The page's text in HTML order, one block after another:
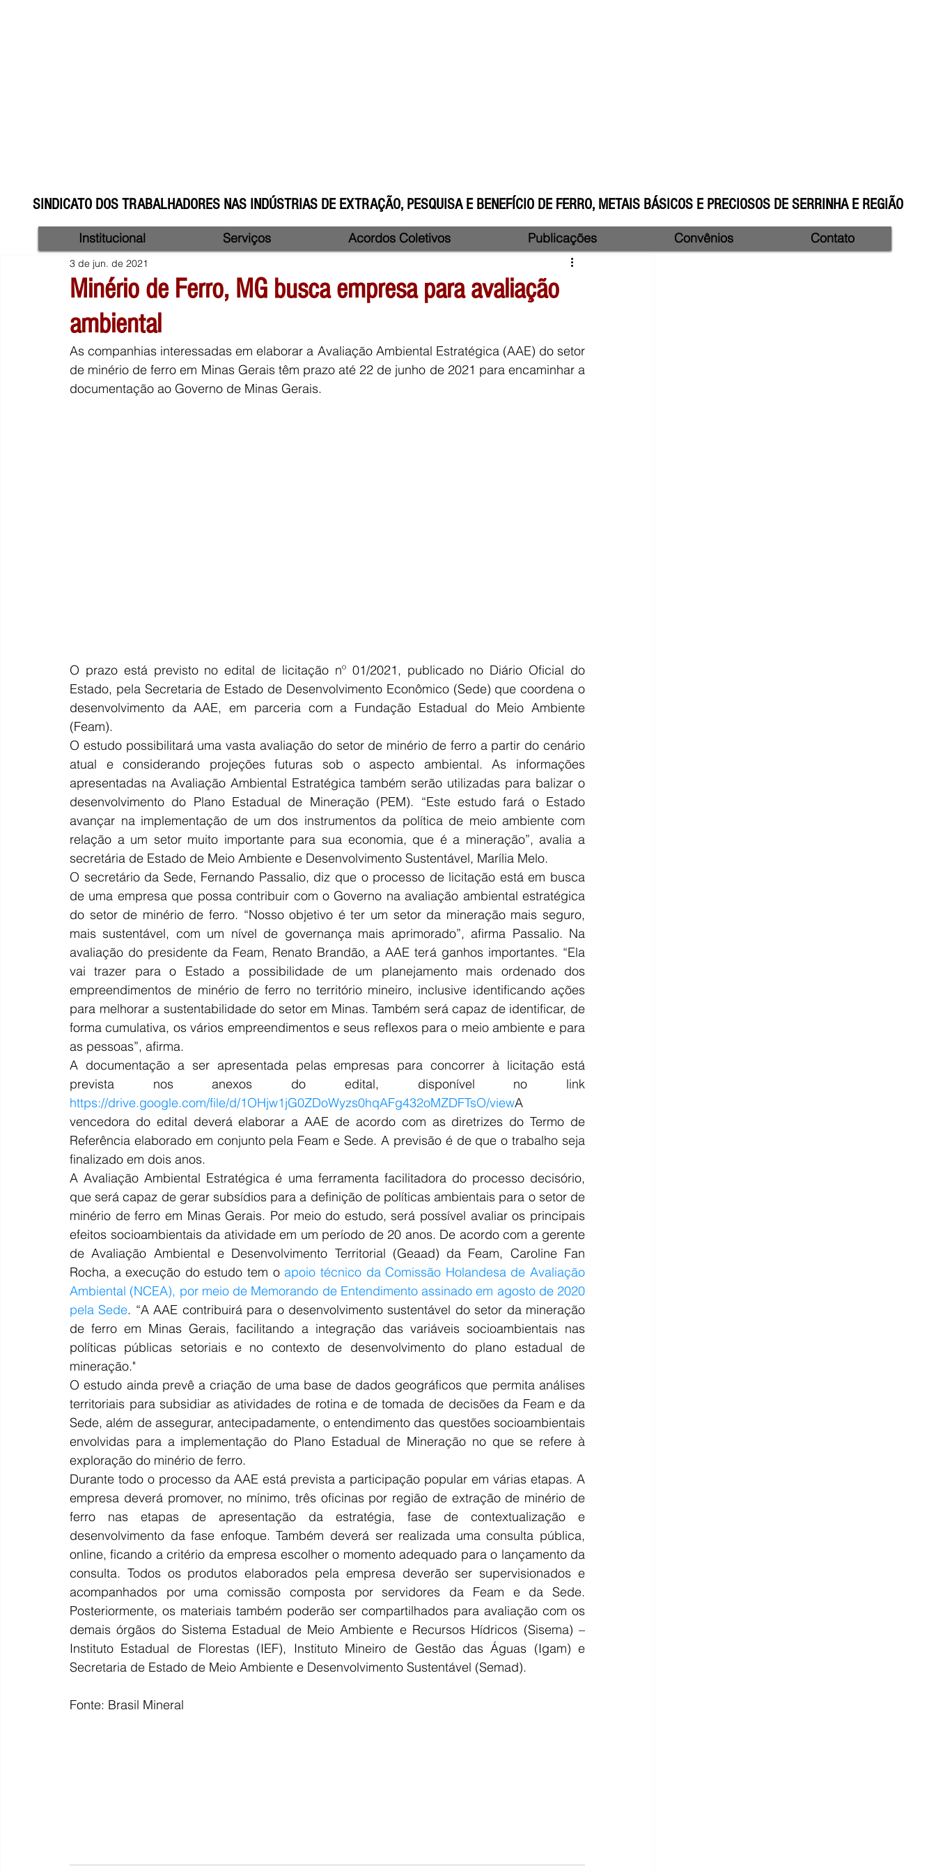
SINDICATO DOS TRABALHADORES NAS INDÚSTRIAS DE EXTRAÇÃO, PESQUISA E BENEFÍCIO DE FERRO, METAIS BÁSICOS E PRECIOSOS DE SERRINHA E REGIÃO
Minério de Ferro, MG busca empresa para avaliação
ambiental
3 de jun. de 2021
As companhias interessadas em elaborar a Avaliação Ambiental Estratégica (AAE) do setor
de minério de ferro em Minas Gerais têm prazo até 22 de junho de 2021 para encaminhar a
documentação ao Governo de Minas Gerais.
O prazo está previsto no edital de licitação nº 01/2021, publicado no Diário Oficial do
Estado, pela Secretaria de Estado de Desenvolvimento Econômico (Sede) que coordena o
desenvolvimento da AAE, em parceria com a Fundação Estadual do Meio Ambiente
(Feam).
O estudo possibilitará uma vasta avaliação do setor de minério de ferro a partir do cenário
atual e considerando projeções futuras sob o aspecto ambiental. As informações
apresentadas na Avaliação Ambiental Estratégica também serão utilizadas para balizar o
desenvolvimento do Plano Estadual de Mineração (PEM). “Este estudo fará o Estado
avançar na implementação de um dos instrumentos da política de meio ambiente com
relação a um setor muito importante para sua economia, que é a mineração”, avalia a
secretária de Estado de Meio Ambiente e Desenvolvimento Sustentável, Marília Melo.
O secretário da Sede, Fernando Passalio, diz que o processo de licitação está em busca
de uma empresa que possa contribuir com o Governo na avaliação ambiental estratégica
do setor de minério de ferro. “Nosso objetivo é ter um setor da mineração mais seguro,
mais sustentável, com um nível de governança mais aprimorado”, afirma Passalio. Na
avaliação do presidente da Feam, Renato Brandão, a AAE terá ganhos importantes. “Ela
vai trazer para o Estado a possibilidade de um planejamento mais ordenado dos
empreendimentos de minério de ferro no território mineiro, inclusive identificando ações
para melhorar a sustentabilidade do setor em Minas. Também será capaz de identificar, de
forma cumulativa, os vários empreendimentos e seus reflexos para o meio ambiente e para
as pessoas”, afirma.
A documentação a ser apresentada pelas empresas para concorrer à licitação está
https://drive.google.com/file/d/1OHjw1jG0ZDoWyzs0hqAFg432oMZDFTsO/viewA
vencedora do edital deverá elaborar a AAE de acordo com as diretrizes do Termo de
Referência elaborado em conjunto pela Feam e Sede. A previsão é de que o trabalho seja
finalizado em dois anos.
A Avaliação Ambiental Estratégica é uma ferramenta facilitadora do processo decisório,
que será capaz de gerar subsídios para a definição de políticas ambientais para o setor de
minério de ferro em Minas Gerais. Por meio do estudo, será possível avaliar os principais
efeitos socioambientais da atividade em um período de 20 anos. De acordo com a gerente
de Avaliação Ambiental e Desenvolvimento Territorial (Geaad) da Feam, Caroline Fan
Rocha, a execução do estudo tem o apoio técnico da Comissão Holandesa de Avaliação
Ambiental (NCEA), por meio de Memorando de Entendimento assinado em agosto de 2020
pela Sede. “A AAE contribuirá para o desenvolvimento sustentável do setor da mineração
de ferro em Minas Gerais, facilitando a integração das variáveis socioambientais nas
políticas públicas setoriais e no contexto de desenvolvimento do plano estadual de
mineração."
O estudo ainda prevê a criação de uma base de dados geográficos que permita análises
territoriais para subsidiar as atividades de rotina e de tomada de decisões da Feam e da
Sede, além de assegurar, antecipadamente, o entendimento das questões socioambientais
envolvidas para a implementação do Plano Estadual de Mineração no que se refere à
exploração do minério de ferro.
Durante todo o processo da AAE está prevista a participação popular em várias etapas. A
empresa deverá promover, no mínimo, três oficinas por região de extração de minério de
ferro nas etapas de apresentação da estratégia, fase de contextualização e
desenvolvimento da fase enfoque. Também deverá ser realizada uma consulta pública,
online, ficando a critério da empresa escolher o momento adequado para o lançamento da
consulta. Todos os produtos elaborados pela empresa deverão ser supervisionados e
acompanhados por uma comissão composta por servidores da Feam e da Sede.
Posteriormente, os materiais também poderão ser compartilhados para avaliação com os
demais órgãos do Sistema Estadual de Meio Ambiente e Recursos Hídricos (Sisema) –
Instituto Estadual de Florestas (IEF), Instituto Mineiro de Gestão das Águas (Igam) e
Secretaria de Estado de Meio Ambiente e Desenvolvimento Sustentável (Semad).
Fonte: Brasil Mineral
Institucional Serviços Acordos Coletivos Publicações Convênios Contato